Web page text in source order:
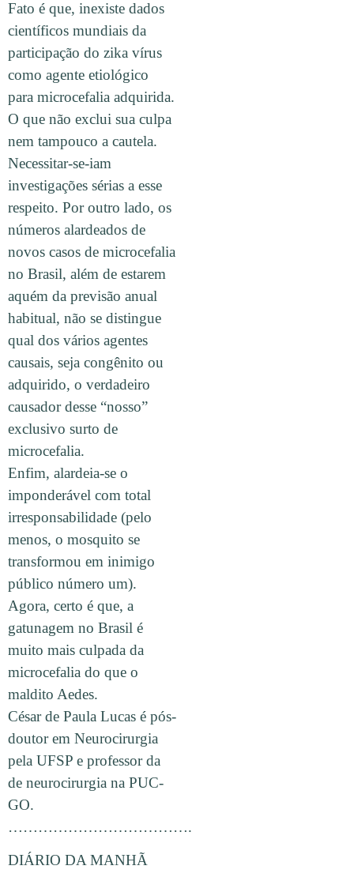
Fato é que, inexiste dados
científicos mundiais da
participação do zika vírus
como agente etiológico
para microcefalia adquirida.
O que não exclui sua culpa
nem tampouco a cautela.
Necessitar-se-iam
investigações sérias a esse
respeito. Por outro lado, os
números alardeados de
novos casos de microcefalia
no Brasil, além de estarem
aquém da previsão anual
habitual, não se distingue
qual dos vários agentes
causais, seja congênito ou
adquirido, o verdadeiro
causador desse “nosso”
exclusivo surto de
microcefalia.
Enfim, alardeia-se o
imponderável com total
irresponsabilidade (pelo
menos, o mosquito se
transformou em inimigo
público número um).
Agora, certo é que, a
gatunagem no Brasil é
muito mais culpada da
microcefalia do que o
maldito Aedes.
César de Paula Lucas é pós-
doutor em Neurocirurgia
pela UFSP e professor da
de neurocirurgia na PUC-
GO.
……………………………….
DIÁRIO DA MANHÃ